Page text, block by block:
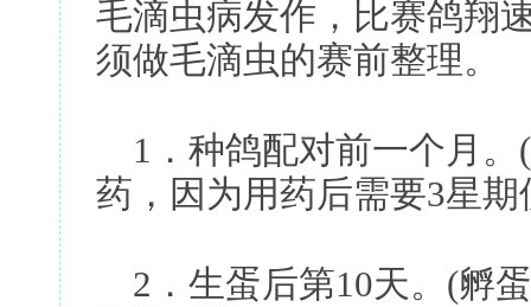
毛滴虫病发作，比赛鸽翔
须做毛滴虫的赛前整理。
1．种鸽配对前一个月。
药，因为用药后需要3星
2．生蛋后第10天。(孵